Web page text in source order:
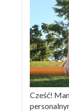
Cześć!